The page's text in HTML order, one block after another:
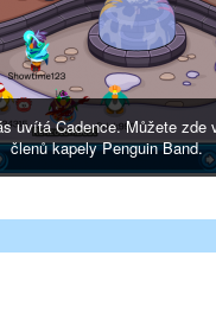
uvítá Cadence. Můžete zde
členů kapely Penguin Band.